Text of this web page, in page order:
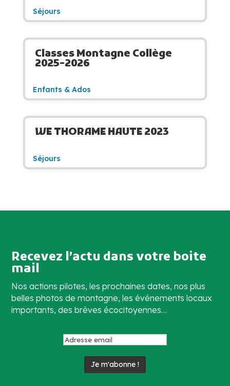
Séjours
Classes Montagne Collège
2025-2026
Enfants & Ados
WE THORAME HAUTE 2023
Séjours
Recevez l’actu dans votre boite
mail
Nos actions pilotes, les prochaines dates, nos plus
belles photos de montagne, les événements locaux
importants, des brèves écocitoyennes…